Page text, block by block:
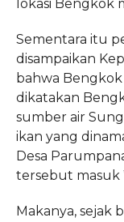
lokasi Bengkok
Sementara itu
disampaikan
bahwa
dikatakan
sumber air
ikan yang
Desa
tersebut masuk
Makanya, sejak